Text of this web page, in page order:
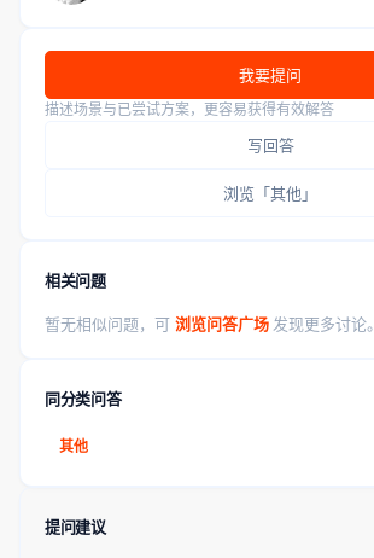
我要提问
描述场景与已尝试方案，更容易获得有效解答
写回答
浏览「其他」
相关问题
暂无相似问题，可 浏览问答广场 发现更多讨论。
同分类问答
其他
提问建议